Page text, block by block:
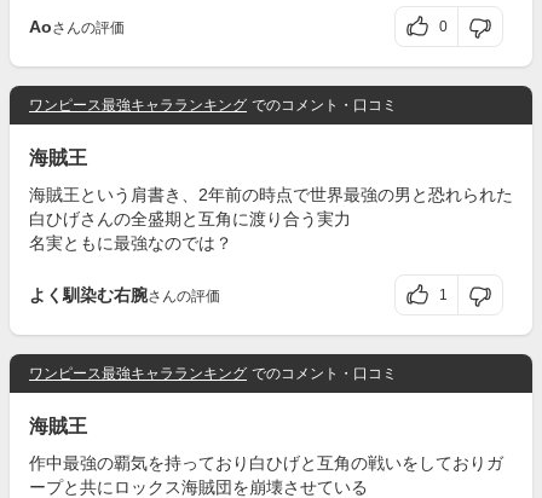
Aoさんの評価 0
ワンピース最強キャラランキング でのコメント・口コミ
海賊王
海賊王という肩書き、2年前の時点で世界最強の男と恐れられた
白ひげさんの全盛期と互角に渡り合う実力
名実ともに最強なのでは？
よく馴染む右腕さんの評価 1
ワンピース最強キャラランキング でのコメント・口コミ
海賊王
作中最強の覇気を持っており白ひげと互角の戦いをしておりガ
ープと共にロックス海賊団を崩壊させている